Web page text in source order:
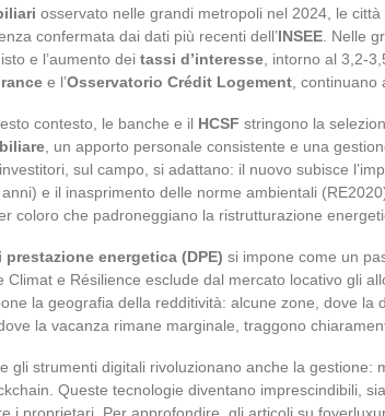
osservato nelle grandi metropoli nel 2024, le
confermata dai dati più recenti dell’INSEE . Nelle
e l’aumento dei tassi d’interesse , intorno al 3,2-
e l’Osservatorio Crédit Logement ,
contesto, le banche e il HCSF stringono la
, un apporto personale consistente e una
sul campo, si adattano: il nuovo subisce
e il inasprimento delle norme ambientali
coloro che padroneggiano la ristrutturazione
energetica (DPE) si impone come un
Climat e Résilience esclude dal mercato locativo gli
la geografia della redditività: alcune zone, dove la
la vacanza rimane marginale, traggono
e gli strumenti digitali rivoluzionano anche la gestione:
Queste tecnologie diventano imprescindibili,